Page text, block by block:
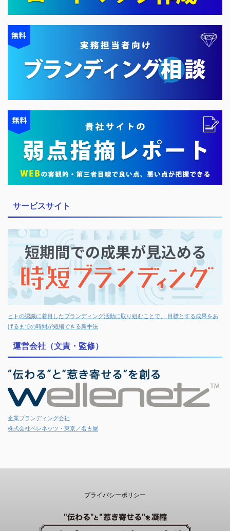
サービスサイト
ヒトの認識に着目したブランディング活動に取り組むことで、 目標とする成果をあ
げるまでの時間が短縮できる新手法
運営会社（文責・監修）
企業ブランディング会社
株式会社ベレネッツ・東京／名古屋
プライバシーポリシー